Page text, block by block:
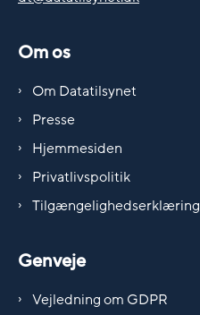
Om os
Om Datatilsynet
Presse
Hjemmesiden
Privatlivspolitik
Tilgængelighedserklæring
Genveje
Vejledning om GDPR